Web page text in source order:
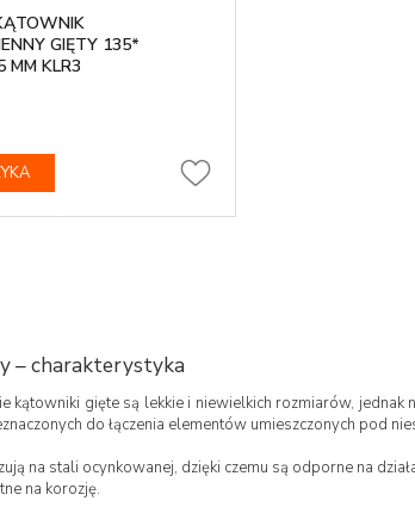
GIĘTY 135*
MM KLR3
– charakterystyka
kątowniki gięte są lekkie i niewielkich rozmiarów,
do łączenia elementów umieszczonych pod
na stali ocynkowanej, dzięki czemu są odporne na
na korozję.